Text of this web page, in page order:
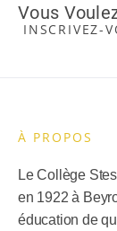
Vous
INSCRIVEZ-
À PROPOS
Le Collège
en 1922 à
éducation de